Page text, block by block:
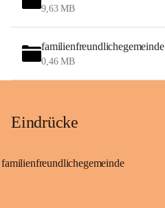
9,63 MB
familienfreundlichegemeinde
0,46 MB
Eindrücke
familienfreundlichegemeinde